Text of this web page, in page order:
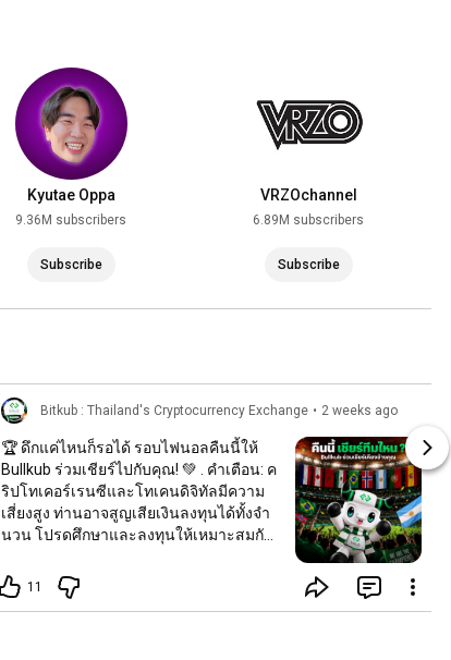
Kyutae Oppa
9.36M subscribers
Subscribe
VRZOchannel
6.89M subscribers
Subscribe
Bitkub : Thailand's Cryptocurrency Exchange • 2 weeks ago
🏆 ดึกแค่ไหนก็รอได้ รอบไฟนอลคืนนี้ให้
Bullkub ร่วมเชียร์ไปกับคุณ! 💚 . คำเตือน: ค
ริปโทเคอร์เรนซีและโทเคนดิจิทัลมีความ
เสี่ยงสูง ท่านอาจสูญเสียเงินลงทุนได้ทั้งจํา
นวน โปรดศึกษาและลงทุนให้เหมาะสมกับ
#BitkubExchange
#FIFAWorldCup
11